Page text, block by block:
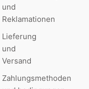
und
Reklamationen
Lieferung
und
Versand
Zahlungsmethoden